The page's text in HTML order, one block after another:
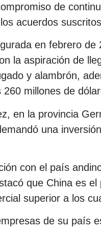
de
acuerdos
en febrero de
la aspiración de
y alambrón,
millones de
en la provincia
una
con el país
que China es
superior a los
de su país